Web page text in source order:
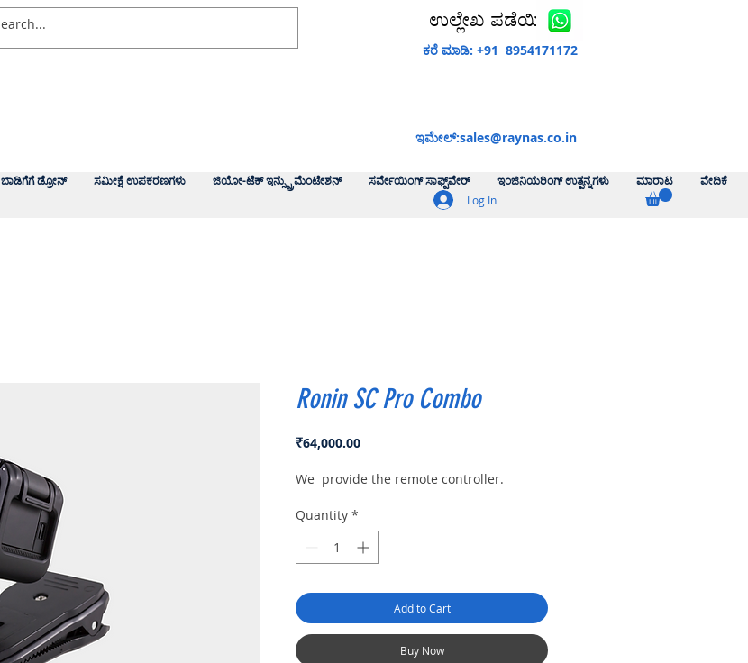
ಬಾಡಿಗೆಗೆ ಡ್ರೋನ್ ಸಮೀಕ್ಷೆ ಉಪಕರಣಗಳು ಜಿಯೋ-ಟೆಕ್ ಇನ್ಸ್ಟ್ರುಮೆಂಟೇಶನ್ ಸರ್ವೇಯಿಂಗ್ ಸಾಫ್ಟ್‌ವೇರ್ ಇಂಜಿನಿಯರಿಂಗ್ ಉತ್ಪನ್ನಗಳು ಮಾರಾಟ ವೇದಿಕೆ
ಉಲ್ಲೇಖ ಪಡೆಯಿರಿ
ಕರೆ ಮಾಡಿ: +91 8954171172
ಇಮೇಲ್:sales@raynas.co.in
Log In
Ronin SC Pro Combo
₹64,000.00Price
We provide the remote controller.
Quantity *
Add to Cart
Buy Now